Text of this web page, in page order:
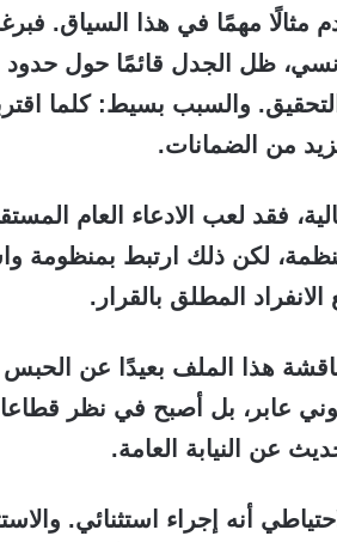
مثالًا مهمًا في هذا السياق.
ظل الجدل قائمًا حول حدود
والتحقيق. والسبب بسيط: كلما
من الضمانات.
فقد لعب الادعاء العام
لكن ذلك ارتبط بمنظومة
المطلق بالقرار.
هذا الملف بعيدًا عن الحبس
عابر، بل أصبح في نظر
عن النيابة العامة.
أنه إجراء استثنائي.